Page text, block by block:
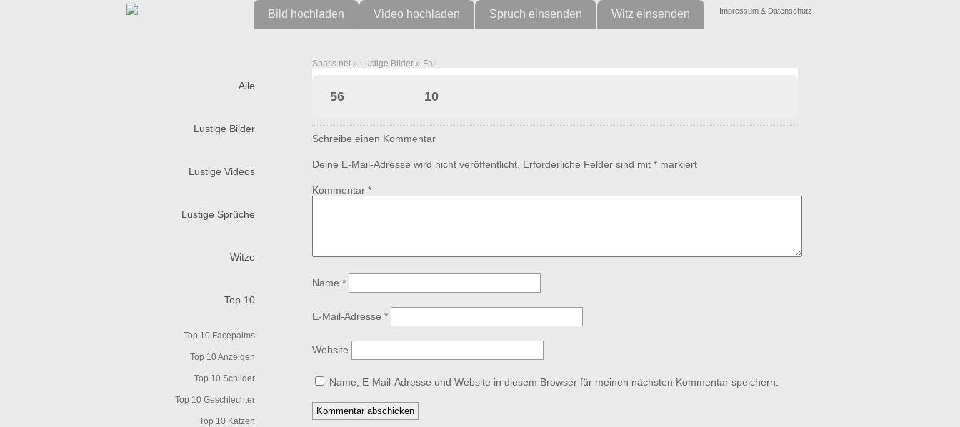
Impressum & Datenschutz
Bild hochladen Video hochladen Spruch einsenden Witz einsenden
Alle
Lustige Bilder
Lustige Videos
Lustige Sprüche
Witze
Top 10
Top 10 Facepalms
Top 10 Anzeigen
Top 10 Schilder
Top 10 Geschlechter
Top 10 Katzen
Spass.net » Lustige Bilder » Fail
56 10
Schreibe einen Kommentar
Deine E-Mail-Adresse wird nicht veröffentlicht. Erforderliche Felder sind mit * markiert
Kommentar *
Name *
E-Mail-Adresse *
Website
Name, E-Mail-Adresse und Website in diesem Browser für meinen nächsten Kommentar speichern.